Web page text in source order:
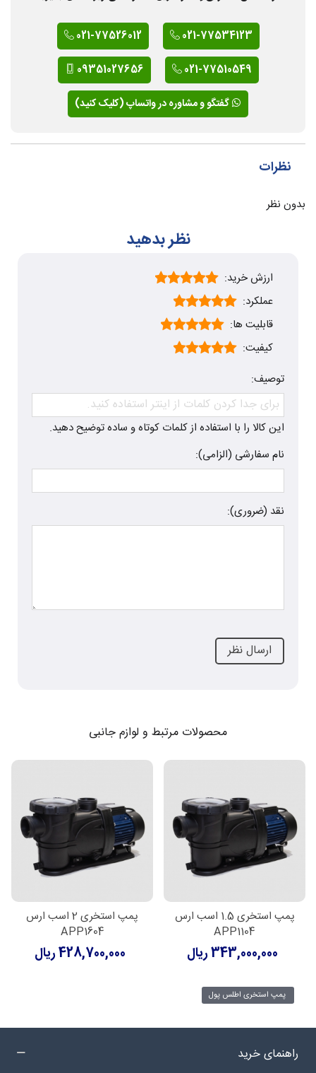
021-77534123
021-77526012
021-77510549
09351027656
گفتگو و مشاوره در واتساپ (کلیک کنید)
نظرات
بدون نظر
نظر بدهید
ارزش خرید:
عملکرد:
قابلیت ها:
کیفیت:
توصیف:
این کالا را با استفاده از کلمات کوتاه و ساده توضیح دهید.
نام سفارشی (الزامی):
نقد (ضروری):
محصولات مرتبط و لوازم جانبی
پمپ استخری 1.5 اسب ارس
APP1104
343,000,000 ریال
پمپ استخری 2 اسب ارس
APP1604
428,700,000 ریال
پمپ استخری اطلس پول
راهنمای خرید